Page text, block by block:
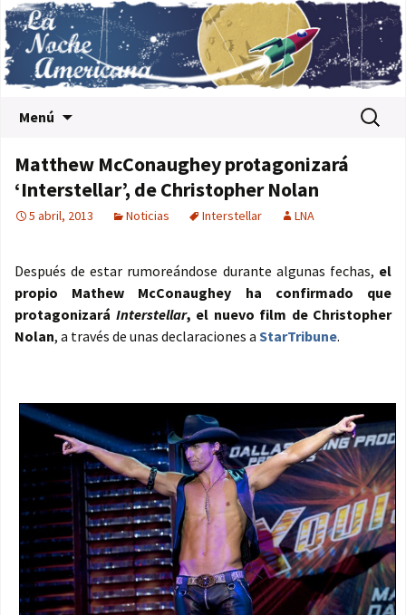
Menú Buscar:
Matthew McConaughey protagonizará
‘Interstellar’, de Christopher Nolan
5 abril, 2013 Noticias Interstellar LNA
Después de estar rumoreándose durante algunas fechas, el
propio Mathew McConaughey ha confirmado que
protagonizará Interstellar, el nuevo film de Christopher
Nolan, a través de unas declaraciones a StarTribune.